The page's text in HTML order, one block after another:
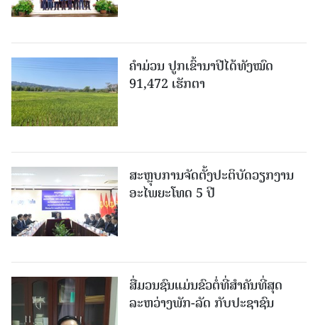
ຄໍາມ່ວນ ປູກເຂົ້ານາປີໄດ້ທັງໝົດ
91,472 ເຮັກຕາ
ສະຫຼຸບການຈັດຕັ້ງປະຕິບັດວຽກງານ
ອະໄພຍະໂທດ 5 ປີ
ສື່ມວນຊົນແມ່ນຂົວຕໍ່ທີ່ສໍາຄັນທີ່ສຸດ
ລະຫວ່າງພັກ-ລັດ ກັບປະຊາຊົນ